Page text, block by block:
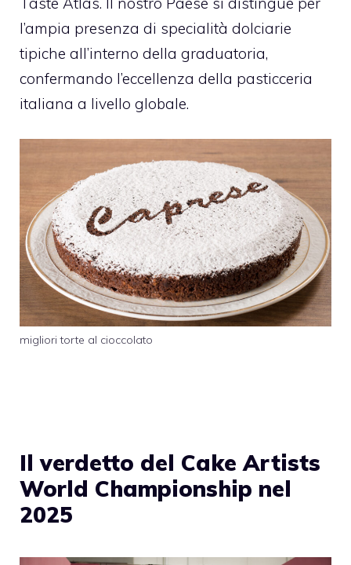
l’ampia presenza di specialità dolciarie
tipiche all’interno della graduatoria,
confermando l’eccellenza della pasticceria
italiana a livello globale.
migliori torte al cioccolato
Il verdetto del Cake Artists
World Championship nel
2025